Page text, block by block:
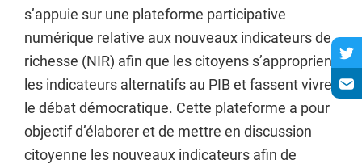
s’appuie sur une plateforme participative
numérique relative aux nouveaux indicateurs de
richesse (NIR) afin que les citoyens s’approprient
les indicateurs alternatifs au PIB et fassent vivre
le débat démocratique. Cette plateforme a pour
objectif d’élaborer et de mettre en discussion
citoyenne les nouveaux indicateurs afin de